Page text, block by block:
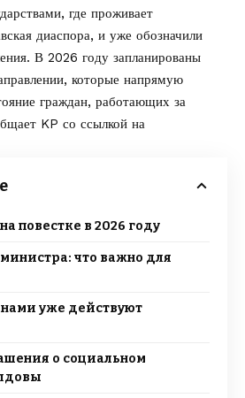
где проживает
диаспора, и уже обозначили
В 2026 году запланированы
которые напрямую
граждан, работающих за
KP со ссылкой на
повестке в 2026 году
что важно для
уже действуют
о социальном